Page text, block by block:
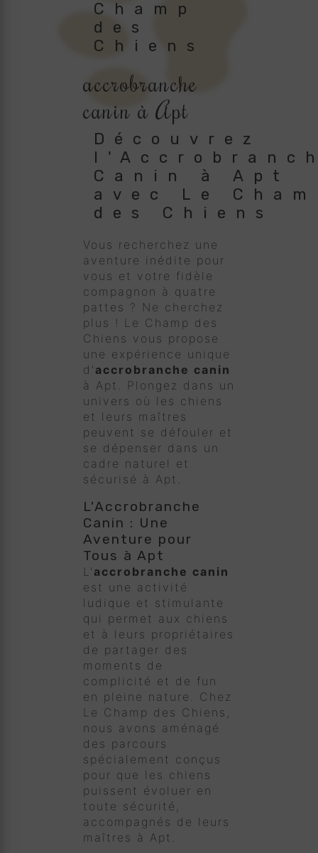
Champ
des
Chiens
accrobranche
canin à Apt
Découvrez
Canin à Apt
avec Le
des Chiens
Vous recherchez une
aventure inédite pour
vous et votre fidèle
compagnon à quatre
pattes ? Ne cherchez
plus ! Le Champ des
Chiens vous propose
une expérience unique
d' accrobranche canin
à Apt. Plongez dans un
univers où les chiens
et leurs maîtres
peuvent se défouler et
se dépenser dans un
cadre naturel et
sécurisé à Apt.
L'Accrobranche
Canin : Une
Aventure pour
Tous à Apt
L' accrobranche canin
est une activité
ludique et stimulante
qui permet aux chiens
et à leurs propriétaires
de partager des
moments de
complicité et de fun
en pleine nature. Chez
Le Champ des Chiens,
nous avons aménagé
des parcours
spécialement conçus
pour que les chiens
puissent évoluer en
toute sécurité,
accompagnés de leurs
maîtres à Apt.